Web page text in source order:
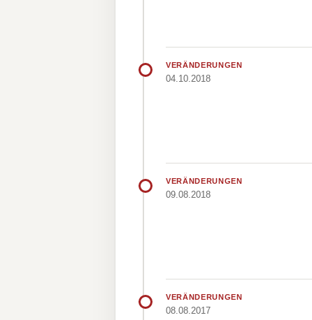
VERÄNDERUNGEN
04.10.2018
VERÄNDERUNGEN
09.08.2018
VERÄNDERUNGEN
08.08.2017